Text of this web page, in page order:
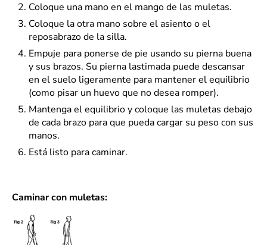
Coloque una mano en el mango de las muletas.
Coloque la otra mano sobre el asiento o el
reposabrazo de la silla.
Empuje para ponerse de pie usando su pierna buena
y sus brazos. Su pierna lastimada puede descansar
en el suelo ligeramente para mantener el equilibrio
(como pisar un huevo que no desea romper).
Mantenga el equilibrio y coloque las muletas debajo
de cada brazo para que pueda cargar su peso con sus
manos.
Está listo para caminar.
Caminar con muletas: